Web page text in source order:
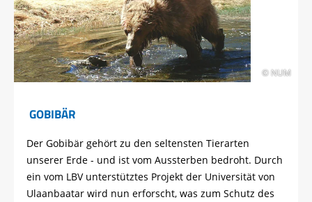
© NUM
GOBIBÄR
Der Gobibär gehört zu den seltensten Tierarten
unserer Erde - und ist vom Aussterben bedroht. Durch
ein vom LBV unterstütztes Projekt der Universität von
Ulaanbaatar wird nun erforscht, was zum Schutz des